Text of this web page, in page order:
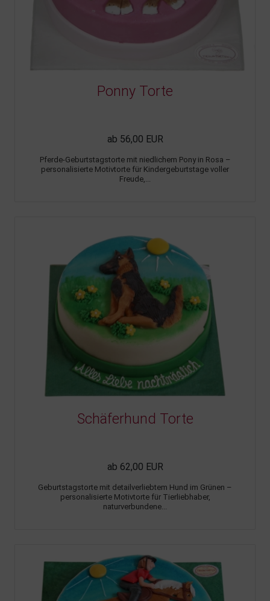
Ponny Torte
ab 56,00 EUR
Pferde-Geburtstagstorte mit niedlichem Pony in Rosa –
personalisierte Motivtorte für Kindergeburtstage voller
Freude,...
Schäferhund Torte
ab 62,00 EUR
Geburtstagstorte mit detailverliebtem Hund im Grünen –
personalisierte Motivtorte für Tierliebhaber,
naturverbundene...